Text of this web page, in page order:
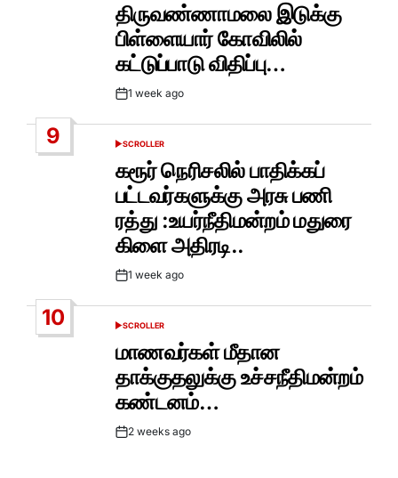
திருவண்ணாமலை இடுக்கு
பிள்ளையார் கோவிலில்
கட்டுப்பாடு விதிப்பு…
Post1 week ago
9
POSTED
SCROLLER
கரூர் நெரிசலில் பாதிக்கப்
பட்டவர்களுக்கு அரசு பணி
ரத்து :உயர்நீதிமன்றம் மதுரை
கிளை அதிரடி..
Post1 week ago
10
POSTED
SCROLLER
மாணவர்கள் மீதான
தாக்குதலுக்கு உச்சநீதிமன்றம்
கண்டனம்…
Post2 weeks ago